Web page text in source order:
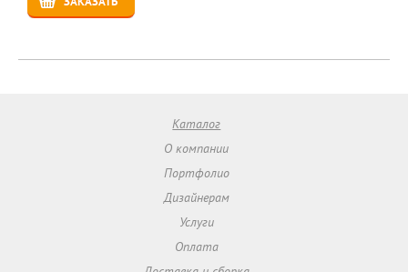
Каталог
О компании
Портфолио
Дизайнерам
Услуги
Оплата